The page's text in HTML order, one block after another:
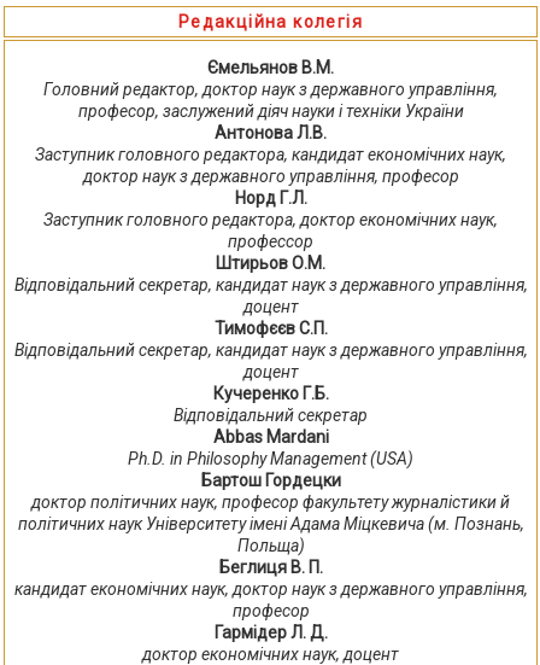
Редакційна колегія
Ємельянов В.М.
Головний редактор, доктор наук з державного управління,
професор, заслужений діяч науки і техніки України
Антонова Л.В.
Заступник головного редактора, кандидат економічних наук,
доктор наук з державного управління, професор
Норд Г.Л.
Заступник головного редактора, доктор економічних наук,
профессор
Штирьов О.М.
Відповідальний секретар, кандидат наук з державного управління,
доцент
Тимофєєв С.П.
Відповідальний секретар, кандидат наук з державного управління,
доцент
Кучеренко Г.Б.
Відповідальний секретар
Abbas Mardani
Ph.D. in Philosophy Management (USA)
Бартош Гордецки
доктор політичних наук, професор факультету журналістики й
політичних наук Університету імені Адама Міцкевича (м. Познань,
Польща)
Беглиця В. П.
кандидат економічних наук, доктор наук з державного управління,
професор
Гармідер Л. Д.
доктор економічних наук, доцент